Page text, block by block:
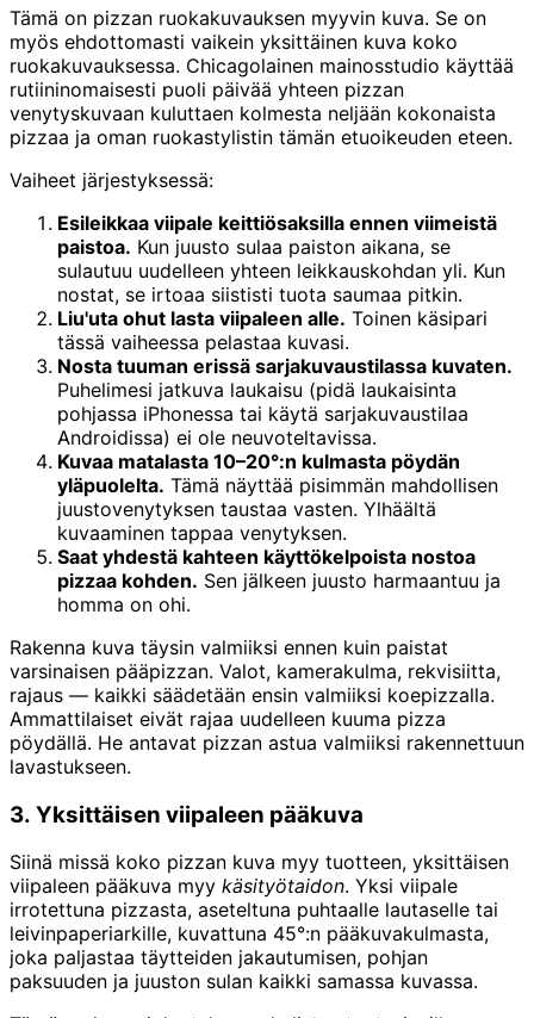
Tämä on pizzan ruokakuvauksen myyvin kuva. Se on
myös ehdottomasti vaikein yksittäinen kuva koko
ruokakuvauksessa. Chicagolainen mainosstudio käyttää
rutiininomaisesti puoli päivää yhteen pizzan
venytyskuvaan kuluttaen kolmesta neljään kokonaista
pizzaa ja oman ruokastylistin tämän etuoikeuden eteen.
Vaiheet järjestyksessä:
Esileikkaa viipale keittiösaksilla ennen viimeistä
paistoa. Kun juusto sulaa paiston aikana, se
sulautuu uudelleen yhteen leikkauskohdan yli. Kun
nostat, se irtoaa siististi tuota saumaa pitkin.
Liu'uta ohut lasta viipaleen alle. Toinen käsipari
tässä vaiheessa pelastaa kuvasi.
Nosta tuuman erissä sarjakuvaustilassa kuvaten.
Puhelimesi jatkuva laukaisu (pidä laukaisinta
pohjassa iPhonessa tai käytä sarjakuvaustilaa
Androidissa) ei ole neuvoteltavissa.
Kuvaa matalasta 10–20°:n kulmasta pöydän
yläpuolelta. Tämä näyttää pisimmän mahdollisen
juustovenytyksen taustaa vasten. Ylhäältä
kuvaaminen tappaa venytyksen.
Saat yhdestä kahteen käyttökelpoista nostoa
pizzaa kohden. Sen jälkeen juusto harmaantuu ja
homma on ohi.
Rakenna kuva täysin valmiiksi ennen kuin paistat
varsinaisen pääpizzan. Valot, kamerakulma, rekvisiitta,
rajaus — kaikki säädetään ensin valmiiksi koepizzalla.
Ammattilaiset eivät rajaa uudelleen kuuma pizza
pöydällä. He antavat pizzan astua valmiiksi rakennettuun
lavastukseen.
3. Yksittäisen viipaleen pääkuva
Siinä missä koko pizzan kuva myy tuotteen, yksittäisen
viipaleen pääkuva myy käsityötaidon. Yksi viipale
irrotettuna pizzasta, aseteltuna puhtaalle lautaselle tai
leivinpaperiarkille, kuvattuna 45°:n pääkuvakulmasta,
joka paljastaa täytteiden jakautumisen, pohjan
paksuuden ja juuston sulan kaikki samassa kuvassa.